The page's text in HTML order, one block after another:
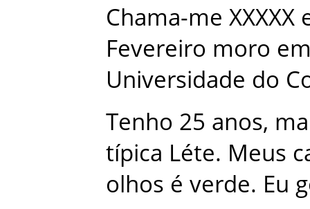
Chama-me XXXXX
Fevereiro moro
Universidade do
Tenho 25 anos,
típica Léte. Meus
olhos é verde. Eu